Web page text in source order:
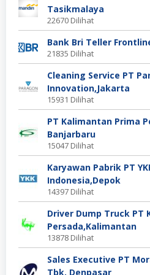
Tasikmalaya
22670 Dilihat
Bank Bri Teller
21835 Dilihat
Cleaning Service PT
Innovation,Jakarta
15931 Dilihat
PT Kalimantan Prima
Banjarbaru
15047 Dilihat
Karyawan Pabrik PT
Indonesia,Depok
14397 Dilihat
Driver Dump Truck PT
Persada,Kalimantan
13878 Dilihat
Sales Executive PT
Tbk, Denpasar